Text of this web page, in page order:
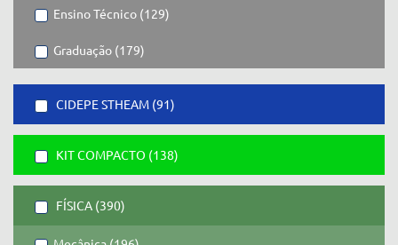
Ensino Técnico (129)
Graduação (179)
CIDEPE STHEAM (91)
KIT COMPACTO (138)
FÍSICA (390)